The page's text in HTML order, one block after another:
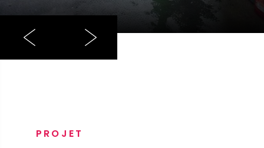
PROJET